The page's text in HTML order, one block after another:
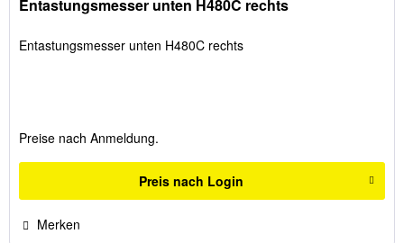
Entastungsmesser unten H480C rechts
Entastungsmesser unten H480C rechts
Preise nach Anmeldung.
Preis nach Login
Merken